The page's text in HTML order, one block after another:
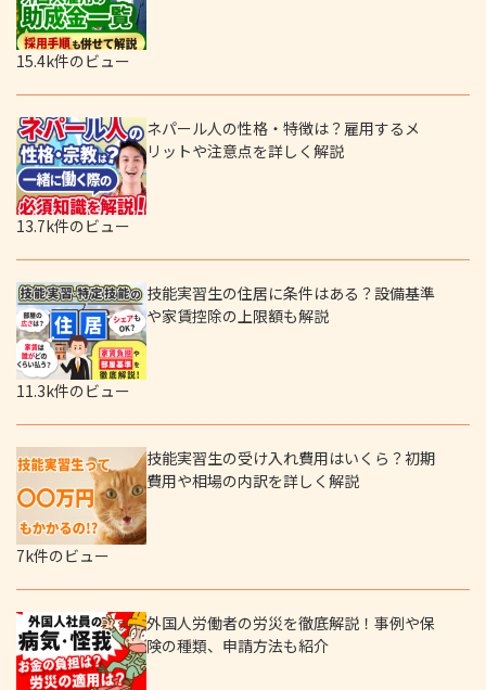
15.4k件のビュー
ネパール人の性格・特徴は？雇用するメ
リットや注意点を詳しく解説
13.7k件のビュー
技能実習生の住居に条件はある？設備基準
や家賃控除の上限額も解説
11.3k件のビュー
技能実習生の受け入れ費用はいくら？初期
費用や相場の内訳を詳しく解説
7k件のビュー
外国人労働者の労災を徹底解説！事例や保
険の種類、申請方法も紹介